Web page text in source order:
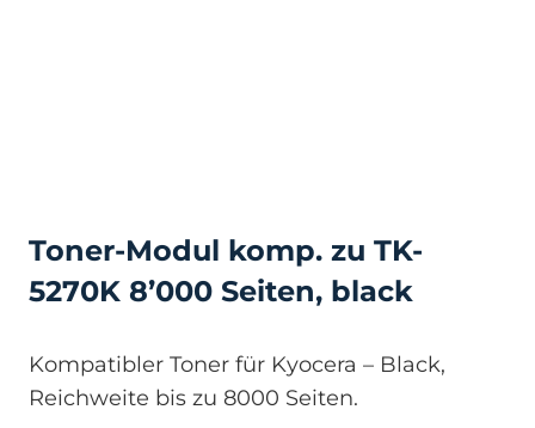
Toner-Modul komp. zu TK-
5270K 8’000 Seiten, black
Kompatibler Toner für Kyocera – Black,
Reichweite bis zu 8000 Seiten.